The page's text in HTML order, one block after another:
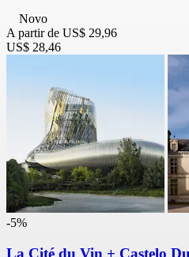
Novo
A partir de US$ 29,96
US$ 28,46
-5%
La Cité du Vin + Castelo